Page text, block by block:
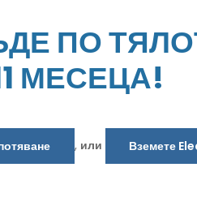
ПО
МЕСЕЦА!
, или Вземете